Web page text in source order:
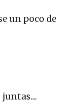
un poco de